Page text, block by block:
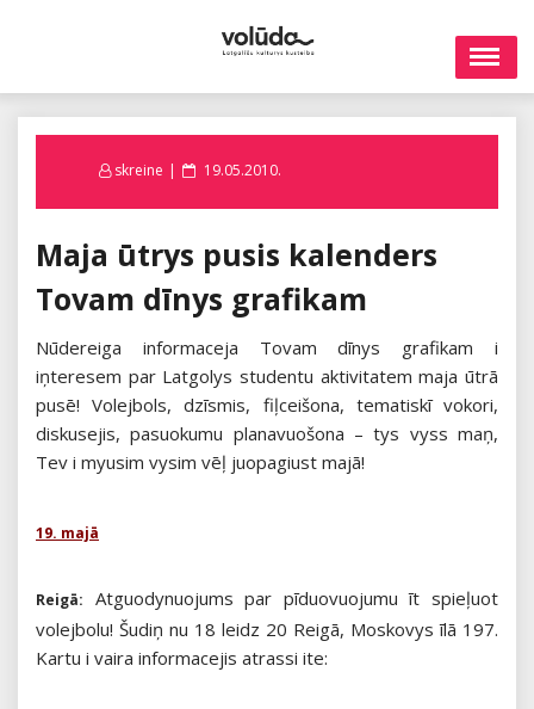
skreine
Posted
19.05.2010.
Maja ūtrys pusis kalenders
Tovam dīnys grafikam
Nūdereiga informaceja Tovam dīnys grafikam i
iņteresem par Latgolys studentu aktivitatem maja ūtrā
pusē! Volejbols, dzīsmis, fiļceišona, tematiskī vokori,
diskusejis, pasuokumu planavuošona – tys vyss maņ,
Tev i myusim vysim vēļ juopagiust majā!
19. majā
Reigā:
Atguodynuojums par pīduovuojumu īt spieļuot
volejbolu! Šudiņ nu 18 leidz 20 Reigā, Moskovys īlā 197.
Kartu i vaira informacejis atrassi ite: